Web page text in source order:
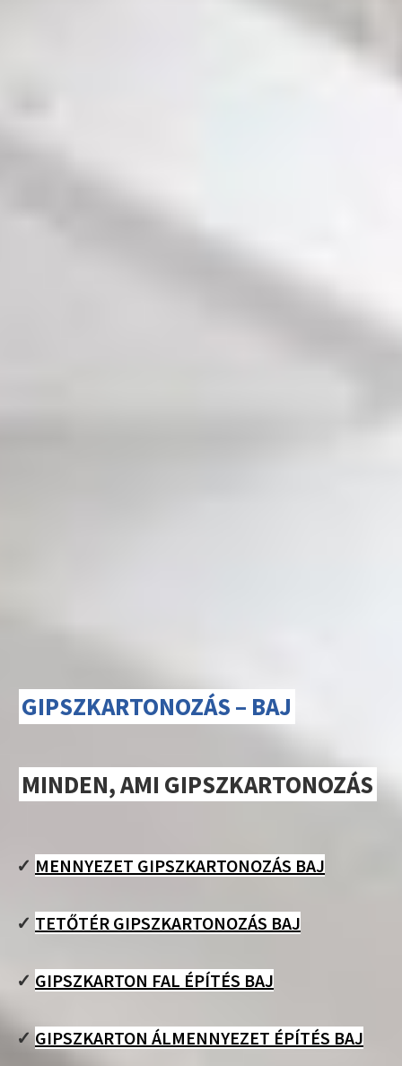
GIPSZKARTONOZÁS – BAJ
MINDEN, AMI GIPSZKARTONOZÁS
✓ MENNYEZET GIPSZKARTONOZÁS BAJ
✓ TETŐTÉR GIPSZKARTONOZÁS BAJ
✓ GIPSZKARTON FAL ÉPÍTÉS BAJ
✓ GIPSZKARTON ÁLMENNYEZET ÉPÍTÉS BAJ